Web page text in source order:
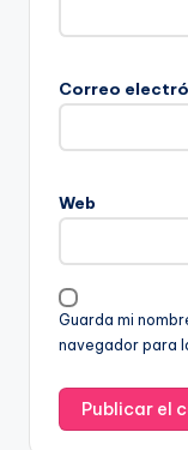
Correo
Web
Guarda mi
navegador para